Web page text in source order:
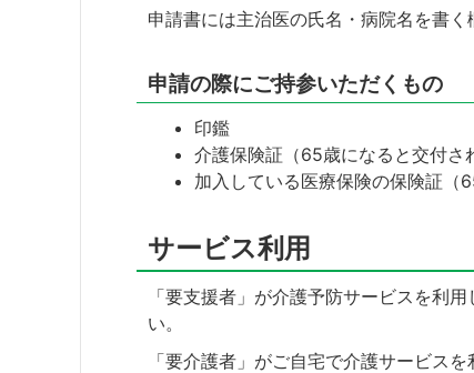
申請書には主治医の氏名・病院名を書
申請の際にご持参いただくもの
印鑑
介護保険証（65歳になると交付さ
加入している医療保険の保険証（
サービス利用
「要支援者」が介護予防サービスを利用
い。
「要介護者」がご自宅で介護サービス